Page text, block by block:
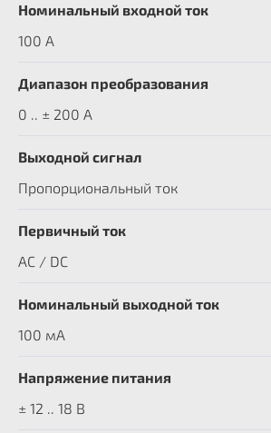
Номинальный входной ток
100 A
Диапазон преобразования
0 .. ± 200 А
Выходной сигнал
Пропорциональный ток
Первичный ток
AC / DC
Номинальный выходной ток
100 мА
Напряжение питания
± 12 .. 18 В